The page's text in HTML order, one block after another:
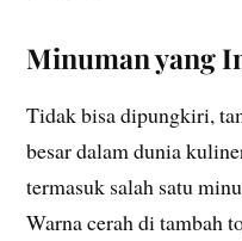
Minuman yang
Tidak bisa dipungkiri,
besar dalam dunia
termasuk salah satu
Warna cerah di tambah